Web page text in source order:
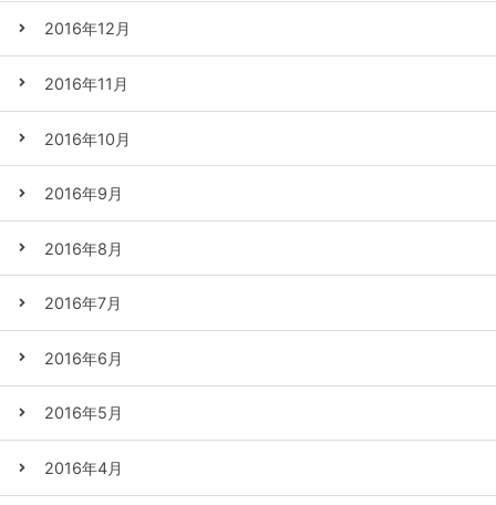
2016年12月
2016年11月
2016年10月
2016年9月
2016年8月
2016年7月
2016年6月
2016年5月
2016年4月